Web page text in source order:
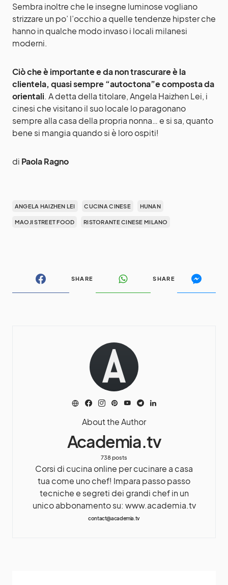
Sembra inoltre che le insegne luminose vogliano
strizzare un po’ l’occhio a quelle tendenze hipster che
hanno in qualche modo invaso i locali milanesi
moderni.
Ciò che è importante e da non trascurare è la
clientela, quasi sempre “autoctona”e composta da
orientali. A detta della titolare, Angela Haizhen Lei, i
cinesi che visitano il suo locale lo paragonano
sempre alla casa della propria nonna… e si sa, quanto
bene si mangia quando si è loro ospiti!
di Paola Ragno
ANGELA HAIZHEN LEI CUCINA CINESE HUNAN
MAOJI STREET FOOD RISTORANTE CINESE MILANO
SHARE SHARE
About the Author
Academia.tv
738 posts
Corsi di cucina online per cucinare a casa
tua come uno chef! Impara passo passo
tecniche e segreti dei grandi chef in un
unico abbonamento su: www.academia.tv
contact@academia.tv